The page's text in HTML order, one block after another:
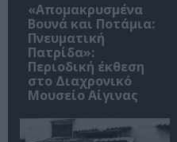
«Απομακρυσμένα
Βουνά και Ποτάμια:
Πνευματική
Πατρίδα»:
Περιοδική έκθεση
στο Διαχρονικό
Μουσείο Αίγινας